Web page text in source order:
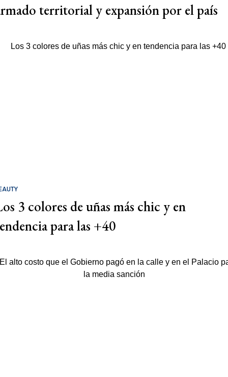
territorial y expansión por el país
3 colores de uñas más chic y en
para las +40